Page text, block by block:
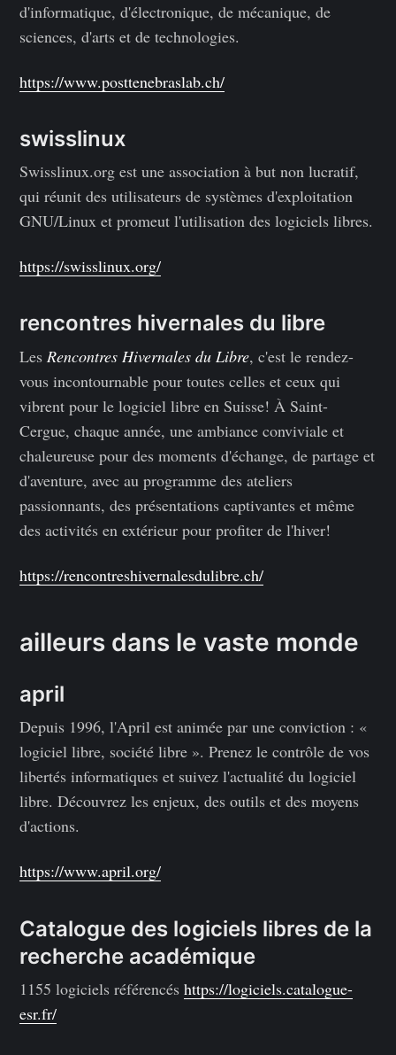
d'informatique, d'électronique, de mécanique, de
sciences, d'arts et de technologies.
https://www.posttenebraslab.ch/
swisslinux
Swisslinux.org est une association à but non lucratif,
qui réunit des utilisateurs de systèmes d'exploitation
GNU/Linux et promeut l'utilisation des logiciels libres.
https://swisslinux.org/
rencontres hivernales du libre
Les Rencontres Hivernales du Libre, c'est le rendez-
vous incontournable pour toutes celles et ceux qui
vibrent pour le logiciel libre en Suisse! À Saint-
Cergue, chaque année, une ambiance conviviale et
chaleureuse pour des moments d'échange, de partage et
d'aventure, avec au programme des ateliers
passionnants, des présentations captivantes et même
des activités en extérieur pour profiter de l'hiver!
https://rencontreshivernalesdulibre.ch/
ailleurs dans le vaste monde
april
Depuis 1996, l'April est animée par une conviction : «
logiciel libre, société libre ». Prenez le contrôle de vos
libertés informatiques et suivez l'actualité du logiciel
libre. Découvrez les enjeux, des outils et des moyens
d'actions.
https://www.april.org/
Catalogue des logiciels libres de la
recherche académique
1155 logiciels référencéshttps://logiciels.catalogue-
esr.fr/